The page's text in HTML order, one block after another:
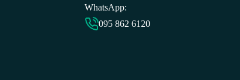
WhatsApp:
095 862 6120